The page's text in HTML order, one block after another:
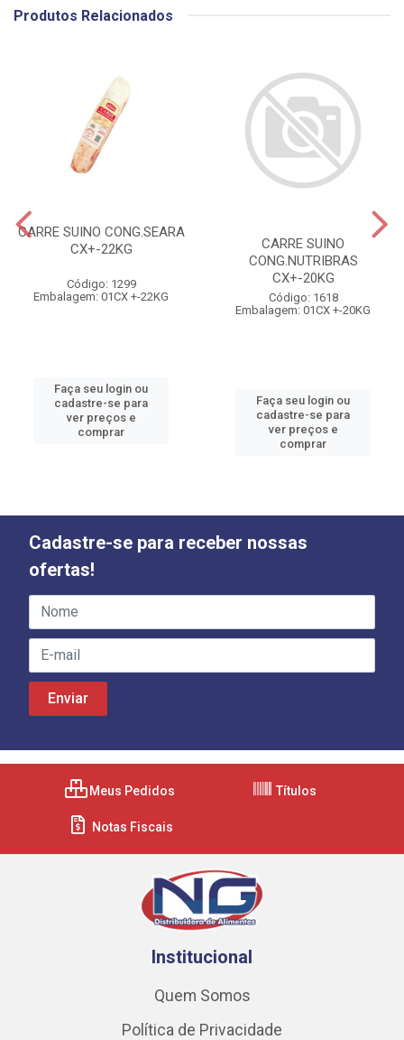
Produtos Relacionados
CARRE SUINO CONG.SEARA
CX+-22KG
Código: 1299
Embalagem: 01CX +-22KG
Faça seu login ou
cadastre-se para
ver preços e
comprar
CARRE SUINO
CONG.NUTRIBRAS
CX+-20KG
Código: 1618
Embalagem: 01CX +-20KG
Faça seu login ou
cadastre-se para
ver preços e
comprar
Cadastre-se para receber nossas
ofertas!
Meus Pedidos Títulos
Notas Fiscais
Institucional
Quem Somos
Política de Privacidade